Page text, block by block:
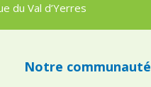
du Val d’Yerres
Notre communauté